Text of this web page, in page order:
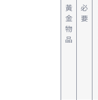
黃
金
物
品
必
要